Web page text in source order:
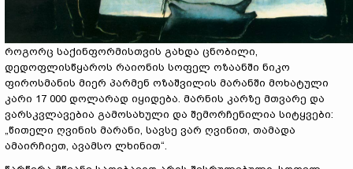
როგორც საქინფორმისთვის გახდა ცნობილი,
დედოფლისწყაროს რაიონის სოფელ ოზაანში ნიკო
ფიროსმანის მიერ პარმენ ოზაშვილის მარანში მოხატული
კარი 17 000 დოლარად იყიდება. მარნის კარზე მთვარე და
ვარსკვლავებია გამოსახული და შემორჩენილია სიტყვები:
„წითელი ღვინის მარანი, სავსე ვარ ღვინით, თამადა
ამაირჩიეთ, ავამსო ლხინით“.